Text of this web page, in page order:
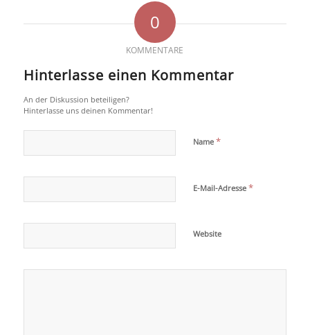
0
KOMMENTARE
Hinterlasse einen Kommentar
An der Diskussion beteiligen?
Hinterlasse uns deinen Kommentar!
Name *
E-Mail-Adresse *
Website